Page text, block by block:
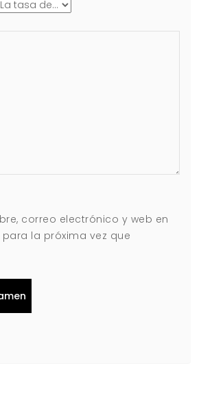
correo electrónico y web en
la próxima vez que